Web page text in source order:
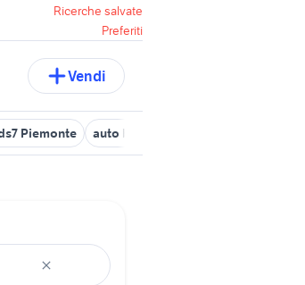
Ricerche salvate
Preferiti
Vendi
Piemonte auto bmw serie 7 Piemonte